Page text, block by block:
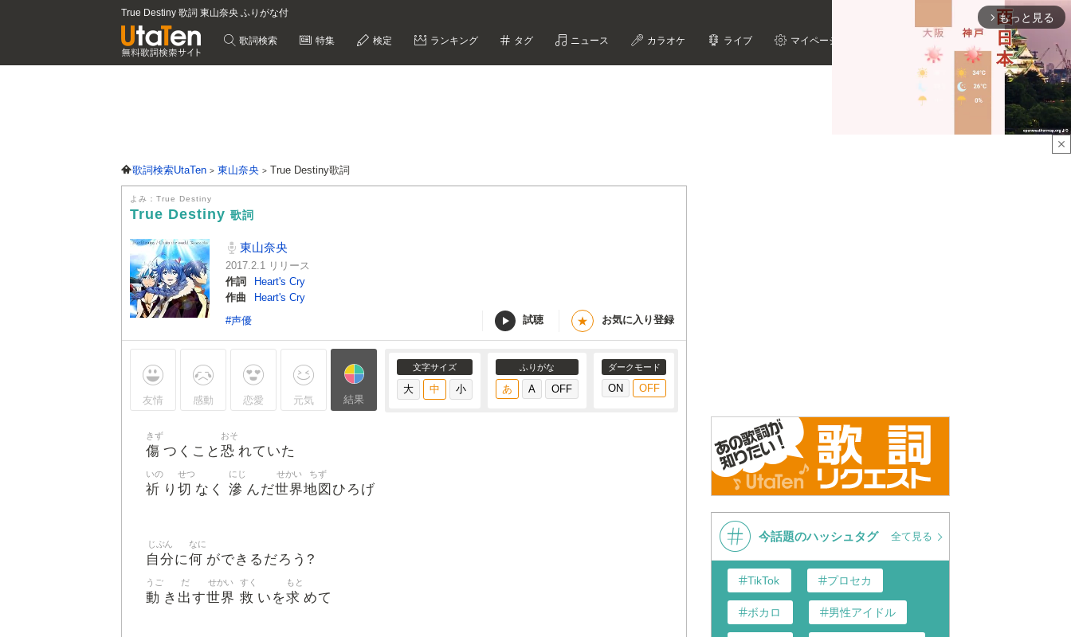
True Destiny 歌詞 東山奈央 ふりがな付
歌詞検索 特集 検定 ランキング タグ ニュース カラオケ ライブ マイページ
歌詞検索UtaTen 東山奈央 True Destiny歌詞
よみ：True Destiny
True Destiny 歌詞
東山奈央
2017.2.1 リリース
作詞
Heart's Cry
作曲
Heart's Cry
#声優
試聴 ★ お気に入り登録
友情 感動 恋愛 元気 結果
文字サイズ ふりがな ダークモード
傷
きず
つくこと 恐
おそ
れていた
祈
いの
り 切
せつ
なく 滲
にじ
んだ世界
せかい
地図
ちず
ひろげ
自分
じぶん
に何
なに
ができるだろう?
動
うご
き 出
だ
す世界
せかい
救
すく
いを求
もと
めて
close
arrow_forward_ios もっと見る
今話題のハッシュタグ 全て見る
TikTok プロセカ
ボカロ 男性アイドル